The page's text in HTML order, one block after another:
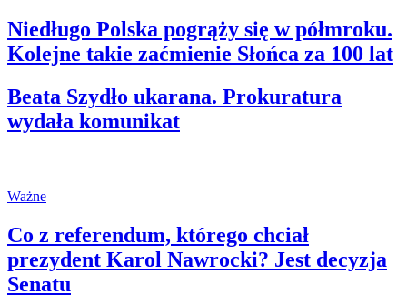
Niedługo Polska pogrąży się w półmroku.
Kolejne takie zaćmienie Słońca za 100 lat
Beata Szydło ukarana. Prokuratura
wydała komunikat
Ważne
Co z referendum, którego chciał
prezydent Karol Nawrocki? Jest decyzja
Senatu